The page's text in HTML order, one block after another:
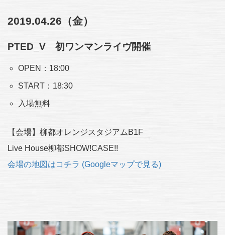
2019.04.26（金）
PTED_V 初ワンマンライヴ開催
OPEN：18:00
START：18:30
入場無料
【会場】柳都オレンジスタジアムB1F
Live House柳都SHOW!CASE!!
会場の地図はコチラ (Googleマップで見る)